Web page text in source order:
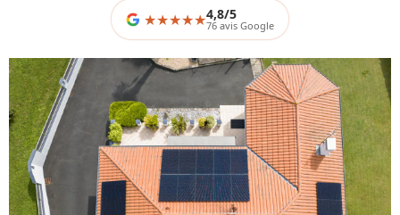
★★★ ★4,8/5
76 avis Google